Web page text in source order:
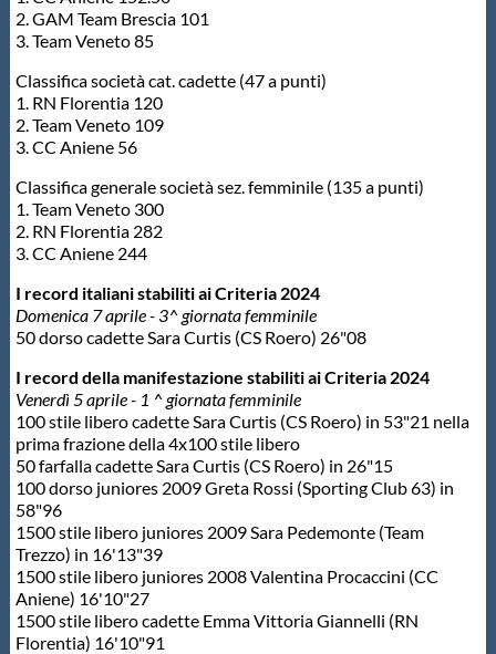
2. GAM Team Brescia 101
3. Team Veneto 85
Classifica società cat. cadette (47 a punti)
1. RN Florentia 120
2. Team Veneto 109
3. CC Aniene 56
Classifica generale società sez. femminile (135 a punti)
1. Team Veneto 300
2. RN Florentia 282
3. CC Aniene 244
I record italiani stabiliti ai Criteria 2024
Domenica 7 aprile - 3^ giornata femminile
50 dorso cadette Sara Curtis (CS Roero) 26"08
I record della manifestazione stabiliti ai Criteria 2024
Venerdì 5 aprile - 1 ^ giornata femminile
100 stile libero cadette Sara Curtis (CS Roero) in 53"21 nella
prima frazione della 4x100 stile libero
50 farfalla cadette Sara Curtis (CS Roero) in 26"15
100 dorso juniores 2009 Greta Rossi (Sporting Club 63) in
58"96
1500 stile libero juniores 2009 Sara Pedemonte (Team
Trezzo) in 16'13"39
1500 stile libero juniores 2008 Valentina Procaccini (CC
Aniene) 16'10"27
1500 stile libero cadette Emma Vittoria Giannelli (RN
Florentia) 16'10"91